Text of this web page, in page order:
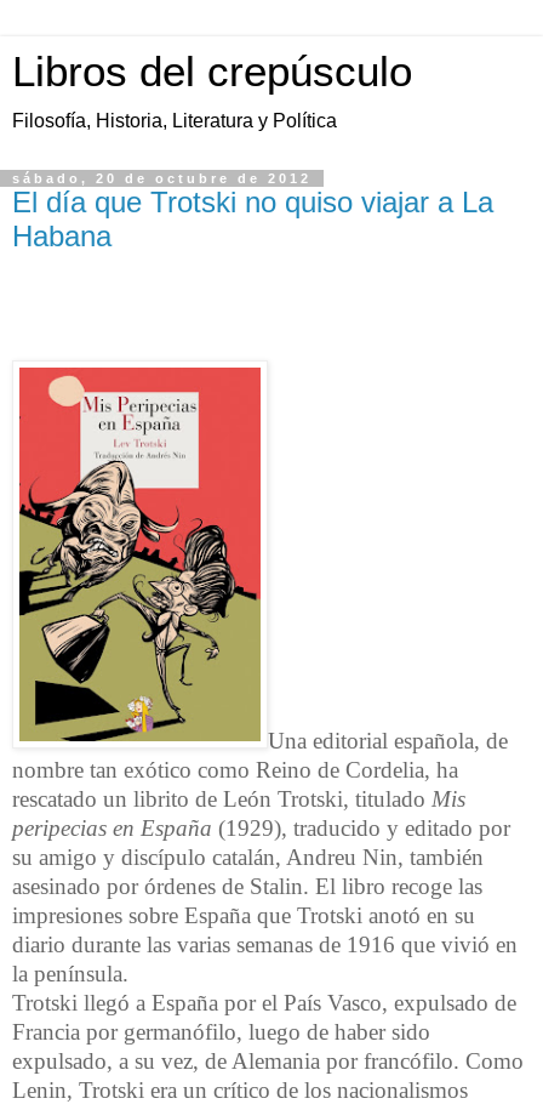
Libros del crepúsculo
Filosofía, Historia, Literatura y Política
sábado, 20 de octubre de 2012
El día que Trotski no quiso viajar a La
Habana
Una editorial española, de
nombre tan exótico como Reino de Cordelia, ha
rescatado un librito de León Trotski, titulado Mis
peripecias en España (1929), traducido y editado por
su amigo y discípulo catalán, Andreu Nin, también
asesinado por órdenes de Stalin. El libro recoge las
impresiones sobre España que Trotski anotó en su
diario durante las varias semanas de 1916 que vivió en
la península.
Trotski llegó a España por el País Vasco, expulsado de
Francia por germanófilo, luego de haber sido
expulsado, a su vez, de Alemania por francófilo. Como
Lenin, Trotski era un crítico de los nacionalismos